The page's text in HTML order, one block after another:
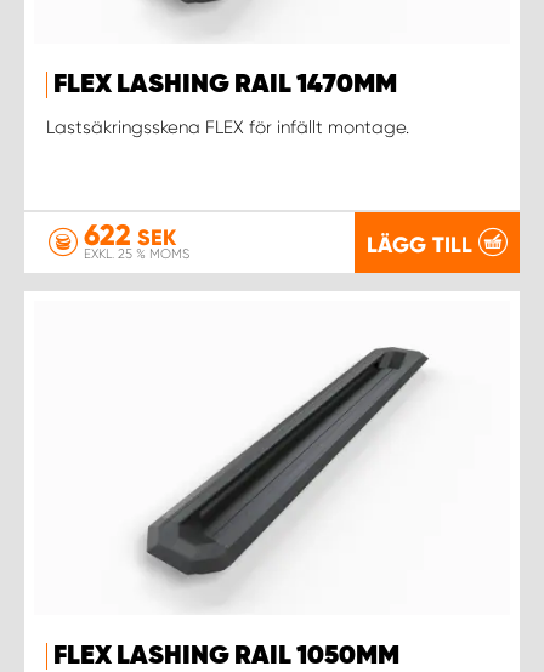
FLEX LASHING RAIL 1470MM
Lastsäkringsskena FLEX för infällt montage.
622 SEK
EXKL. 25 % MOMS LÄGG TILL
FLEX LASHING RAIL 1050MM